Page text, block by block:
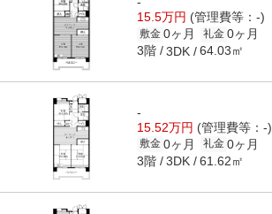
15.5万円 (管理費等：-)
敷金 0ヶ月 礼金 0ヶ月
3階 3DK 64.03㎡
-
15.52万円 (管理費等：-)
敷金 0ヶ月 礼金 0ヶ月
3階 3DK 61.62㎡